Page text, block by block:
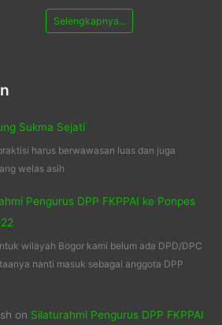
Selengkapnya...
Sukma Sejati
harus berwawasan luas dan juga
welas asih
Pengurus DPP FKPPAI ke Ponpes
wilayah Bogor kami belum ada DPD/DPC
nanti masuk sebagai anggota DPP
on Silaturahmi Pengurus DPP FKPPAI